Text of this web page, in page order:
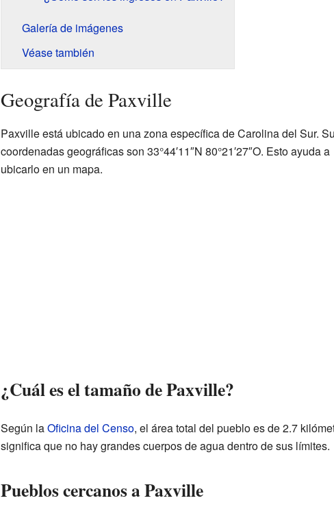
Galería de imágenes
Véase también
Geografía de Paxville
Paxville está ubicado en una zona específica de Carolina del Sur.
coordenadas geográficas son 33°44′11″N 80°21′27″O. Esto ayuda a
ubicarlo en un mapa.
¿Cuál es el tamaño de Paxville?
Según laOficina del Censo, el área total del pueblo es de 2.7
significa que no hay grandes cuerpos de agua dentro de sus límites.
Pueblos cercanos a Paxville